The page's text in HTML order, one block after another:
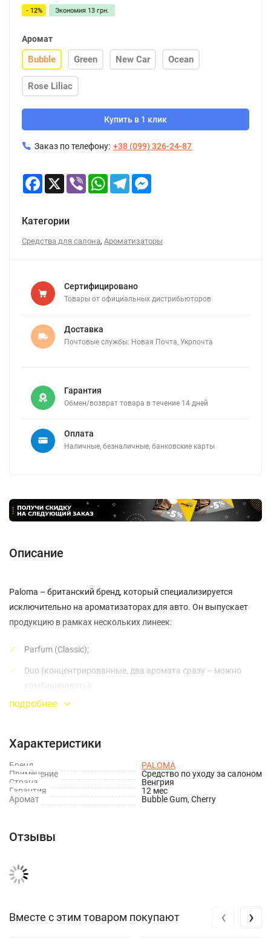
- 12% Экономия 13 грн.
Аромат
Bubble Green New Car Ocean
Rose Liliac
Купить в 1 клик
Заказ по телефону: +38 (099) 326-24-87
Facebook
X Viber WhatsApp
Telegram
Категории
Средства для салона, Ароматизаторы
Сертифицировано
Товары от официальных дистрибьюторов
Доставка
Почтовые службы: Новая Почта, Укрпочта
Гарантия
Обмен/возврат товара в течение 14 дней
Оплата
Наличные, безналичные, банковские карты
Описание
Paloma – британский бренд, который специализируется
исключительно на ароматизаторах для авто. Он выпускает
продукцию в рамках нескольких линеек:
Parfum (Classic);
Duo (концентрированные, два аромата сразу – можно
комбинировать);
Gold (в виде листиков-картонок);
характеристиками:
непосредственно запах (огромное разнообразие);
подстаканник или под сиденье);
Если на ваше настроение влияет атмосфера в машине,
найдутся спокойные, озорные, жизнеутверждающие и другие
подробнее
Характеристики
Бренд
PALOMA
Применение
Средство по уходу за салоном
Страна
Венгрия
Гарантия
12 мес
Аромат
Bubble Gum, Cherry
Отзывы
Вместе с этим товаром покупают ‹ ›